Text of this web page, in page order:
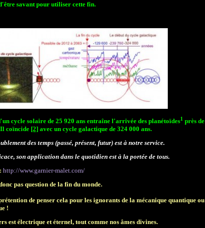
savant pour utiliser cette fin.
cycle solaire de 25 920 ans entraîne l'arrivée des planétoïdes1 près de
coïncide [2]avec un cycle galactique de 324 000 ans.
des temps (passé, présent, futur) est à notre service.
son application dans le quotidien est à la portée de tous.
: http://www.garnier-malet.com/
pas question de lafin du monde.
de penser cela pour les ignorants de la mécanique quantique ou
!
est électrique et éternel, tout comme nos âmes divines.